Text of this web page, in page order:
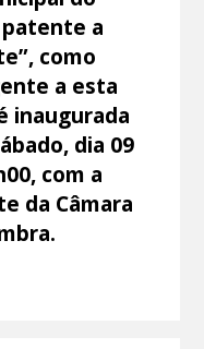
a
como
a esta
inaugurada
dia 09
com a
da Câmara